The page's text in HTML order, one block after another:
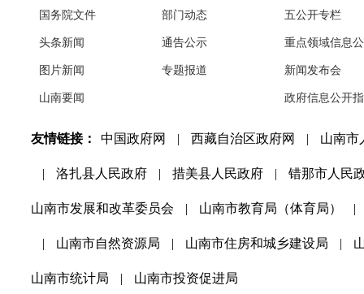
国务院文件
头条新闻
图片新闻
山南要闻
部门动态
通告公示
专题报道
五公开专栏
重点领域信息
新闻发布会
政府信息公开
友情链接： 中国政府网 | 西藏自治区政府网 | 山南市
| 洛扎县人民政府 | 措美县人民政府 | 错那市人民
山南市发展和改革委员会 | 山南市教育局（体育局） |
| 山南市自然资源局 | 山南市住房和城乡建设局 |
山南市统计局 | 山南市投资促进局